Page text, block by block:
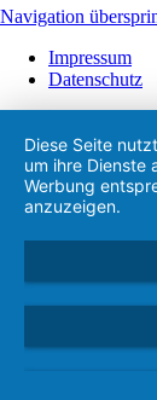
Navigation
Impressum
Datenschutz
Diese Seite
um ihre Dienste
Werbung
anzuzeigen.